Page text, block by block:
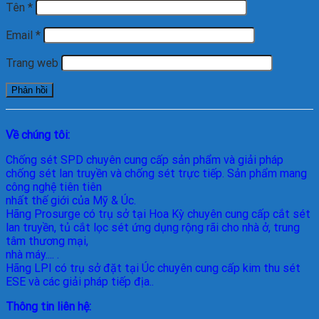
Tên *
Email *
Trang web
Về chúng tôi:
Chống sét SPD chuyên cung cấp sản phẩm và giải pháp
chống sét lan truyền và chống sét trực tiếp. Sản phẩm mang
công nghệ tiên tiên
nhất thế giới của Mỹ & Úc.
Hãng Prosurge có trụ sở tại Hoa Kỳ chuyên cung cấp cắt sét
lan truyền, tủ cắt lọc sét ứng dụng rộng rãi cho nhà ở, trung
tâm thương mại,
nhà máy.... .
Hãng LPI có trụ sở đặt tại Úc chuyên cung cấp kim thu sét
ESE và các giải pháp tiếp địa..
Thông tin liên hệ: